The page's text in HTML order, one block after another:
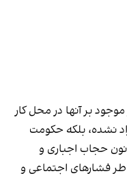
بر آنها در محل کار
نشده، بلکه حکومت
حجاب اجباری و
فشارهای اجتماعی و